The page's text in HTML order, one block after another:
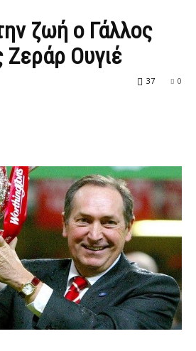
ζωή ο Γάλλος
Ουγιέ
0
37